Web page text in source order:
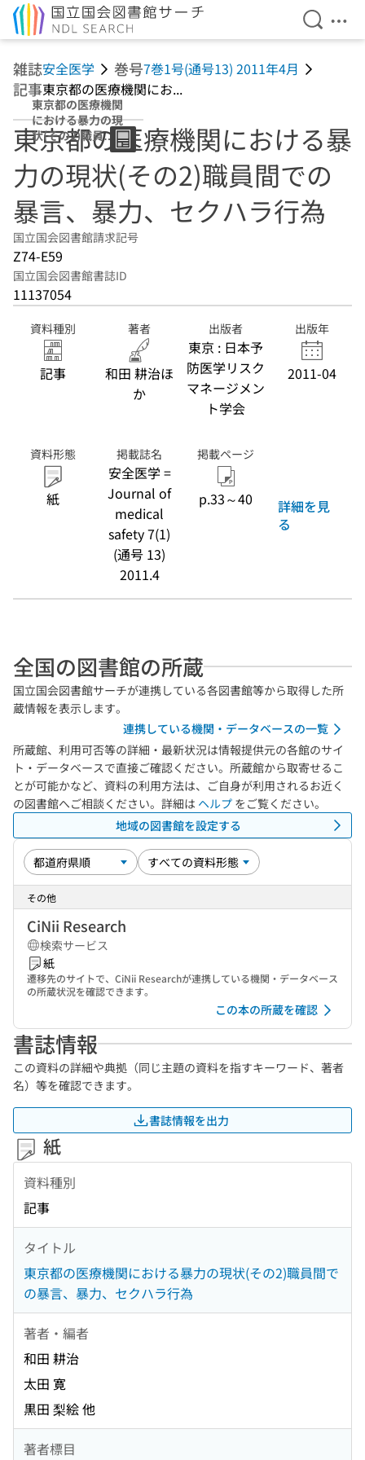
検索を
メ
雑誌安全医学 巻号7巻1号(通号13) 2011年4月
記事東京都の医療機関にお...
東京都の医療機関
における暴力の現
状(その2)職員間
での暴言、暴力、
セクハラ行為
東京都の医療機関における暴
力の現状(その2)職員間での
暴言、暴力、セクハラ行為
国立国会図書館請求記号
Z74-E59
国立国会図書館書誌ID
11137054
資料種別
記事
著者
和田 耕治ほ
か
出版者
東京 : 日本予
防医学リスク
マネージメン
ト学会
出版年
2011-04
資料形態
紙
掲載誌名
安全医学 =
Journal of
medical
safety 7(1)
(通号 13)
2011.4
掲載ページ
p.33～40
詳細を見
る
全国の図書館の所蔵
国立国会図書館サーチが連携している各図書館等から取得した所
蔵情報を表示します。
連携している機関・データベースの一覧
所蔵館、利用可否等の詳細・最新状況は情報提供元の各館のサイ
ト・データベースで直接ご確認ください。所蔵館から取寄せるこ
とが可能かなど、資料の利用方法は、ご自身が利用されるお近く
の図書館へご相談ください。詳細は ヘルプ をご覧ください。
地域の図書館を設定する
その他
CiNii Research
検索サービス
紙
遷移先のサイトで、CiNii Researchが連携している機関・データベース
の所蔵状況を確認できます。
この本の所蔵を確認
書誌情報
この資料の詳細や典拠（同じ主題の資料を指すキーワード、著者
名）等を確認できます。
書誌情報を出力
紙
資料種別
記事
タイトル
東京都の医療機関における暴力の現状(その2)職員間で
の暴言、暴力、セクハラ行為
著者・編者
和田 耕治
太田 寛
黒田 梨絵 他
著者標目